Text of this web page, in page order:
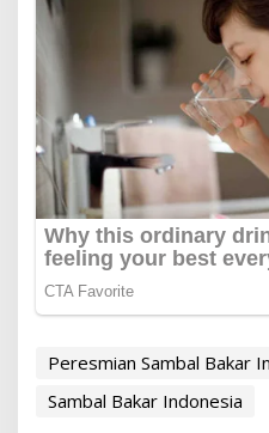
Peresmian Sambal Bakar
Sambal Bakar Indonesia